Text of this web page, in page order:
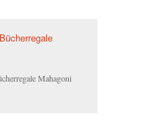
Mahagoni